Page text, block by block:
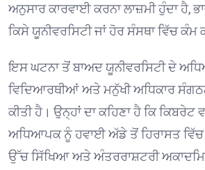
ਅਨੁਸਾਰ ਕਾਰਵਾਈ ਕਰਨਾ ਲਾਜ਼ਮੀ ਹੁੰਦਾ ਹੈ,
ਕਿਸੇ ਯੂਨੀਵਰਸਿਟੀ ਜਾਂ ਹੋਰ ਸੰਸਥਾ ਵਿੱਚ ਕੰਮ
ਇਸ ਘਟਨਾ ਤੋਂ ਬਾਅਦ ਯੂਨੀਵਰਸਿਟੀ ਦੇ
ਵਿਦਿਆਰਥੀਆਂ ਅਤੇ ਮਨੁੱਖੀ ਅਧਿਕਾਰ
ਕੀਤੀ ਹੈ। ਉਨ੍ਹਾਂ ਦਾ ਕਹਿਣਾ ਹੈ ਕਿ ਕਿਬਰੇਟ
ਅਧਿਆਪਕ ਨੂੰ ਹਵਾਈ ਅੱਡੇ ਤੋਂ ਹਿਰਾਸਤ ਵਿੱਚ
ਉੱਚ ਸਿੱਖਿਆ ਅਤੇ ਅੰਤਰਰਾਸ਼ਟਰੀ